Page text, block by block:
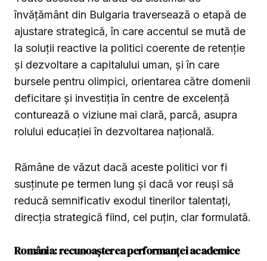
învățământ din Bulgaria traversează o etapă de
ajustare strategică, în care accentul se mută de
la soluții reactive la politici coerente de retenție
și dezvoltare a capitalului uman, și în care
bursele pentru olimpici, orientarea către domenii
deficitare și investiția în centre de excelență
conturează o viziune mai clară, parcă, asupra
rolului educației în dezvoltarea națională.
Rămâne de văzut dacă aceste politici vor fi
susținute pe termen lung și dacă vor reuși să
reducă semnificativ exodul tinerilor talentați,
direcția strategică fiind, cel puțin, clar formulată.
România: recunoașterea performanței academice